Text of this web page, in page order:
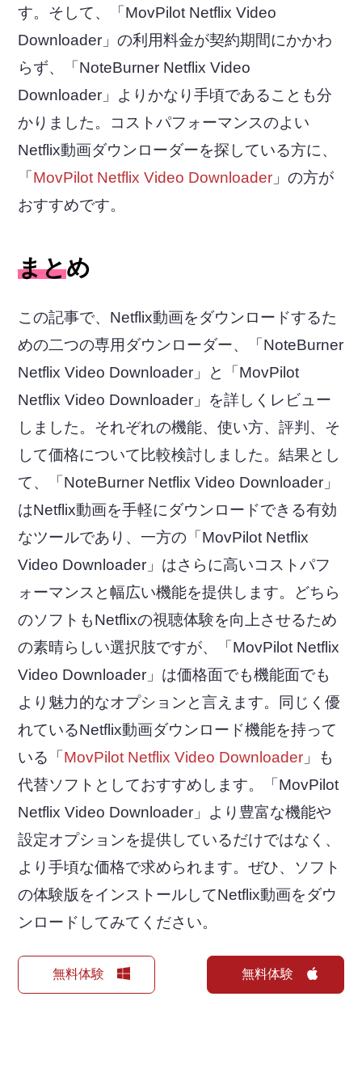
す。そして、「MovPilot Netflix Video
Downloader」の利用料金が契約期間にかかわ
らず、「NoteBurner Netflix Video
Downloader」よりかなり手頃であることも分
かりました。コストパフォーマンスのよい
Netflix動画ダウンローダーを探している方に、
「 MovPilot Netflix Video Downloader 」の方が
おすすめです。
まとめ
この記事で、Netflix動画をダウンロードするた
めの二つの専用ダウンローダー、「NoteBurner
Netflix Video Downloader」と「MovPilot
Netflix Video Downloader」を詳しくレビュー
しました。それぞれの機能、使い方、評判、そ
して価格について比較検討しました。結果とし
て、「NoteBurner Netflix Video Downloader」
はNetflix動画を手軽にダウンロードできる有効
なツールであり、一方の「MovPilot Netflix
Video Downloader」はさらに高いコストパフ
ォーマンスと幅広い機能を提供します。どちら
のソフトもNetflixの視聴体験を向上させるため
の素晴らしい選択肢ですが、「MovPilot Netflix
Video Downloader」は価格面でも機能面でも
より魅力的なオプションと言えます。同じく優
れているNetflix動画ダウンロード機能を持って
いる「 MovPilot Netflix Video Downloader 」も
代替ソフトとしておすすめします。「MovPilot
Netflix Video Downloader」より豊富な機能や
設定オプションを提供しているだけではなく、
より手頃な価格で求められます。ぜひ、ソフト
の体験版をインストールしてNetflix動画をダウ
ンロードしてみてください。
無料体験 無料体験